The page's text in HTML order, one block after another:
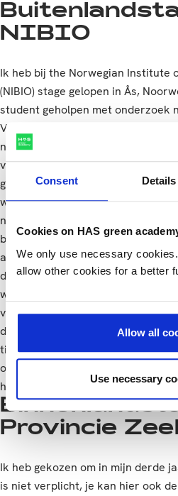
Consent Details
Cookies on HAS green
We only use necessary
allow other cookies for a better
Allow all
Use necessary
NIBIO
Ik heb bij the Norwegian Institute
(NIBIO) stage gelopen in Ås,
student geholpen met onderzoek
Voor dit onderzoek zijn twee
niet ploegen met dekgewas en
verschillende parameters
genomen, zo zijn het aantal
waarde is gemeten. Ik heb
naar
bodemmonsters hierop getest. Dit
aangezien er 126
deze stage heb ik ook veel
wetenschappelijk onderzoek doet,
van werken dan het maken van
die leren tijdens de studie.
tijdens deze stage een beter
onderzoekswereld in zijn werk
hoe het is om te werken in een
Provincie
Ik heb gekozen om in mijn derde
is niet verplicht, je kan hier ook